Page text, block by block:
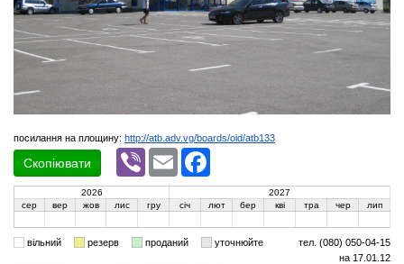
посилання на площину: http://atb.adv.vg/boards/oid/atb133
Скопіювати
Viber Email
2026
2027
сер
вер жов лис гру січ лют бер кві тра чер лип
вільний резерв проданий уточнюйте
тел. (080) 050-04-15
на 17.01.12